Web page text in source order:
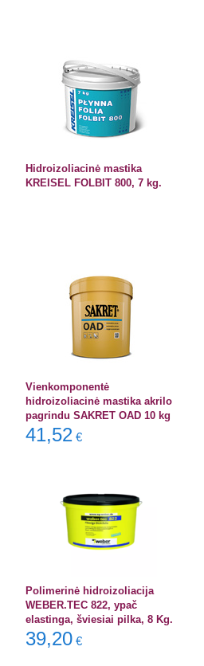
Hidroizoliacinė mastika
KREISEL FOLBIT 800, 7 kg.
Vienkomponentė
hidroizoliacinė mastika akrilo
pagrindu SAKRET OAD 10 kg
41,52 €
Polimerinė hidroizoliacija
WEBER.TEC 822, ypač
elastinga, šviesiai pilka, 8 Kg.
39,20 €